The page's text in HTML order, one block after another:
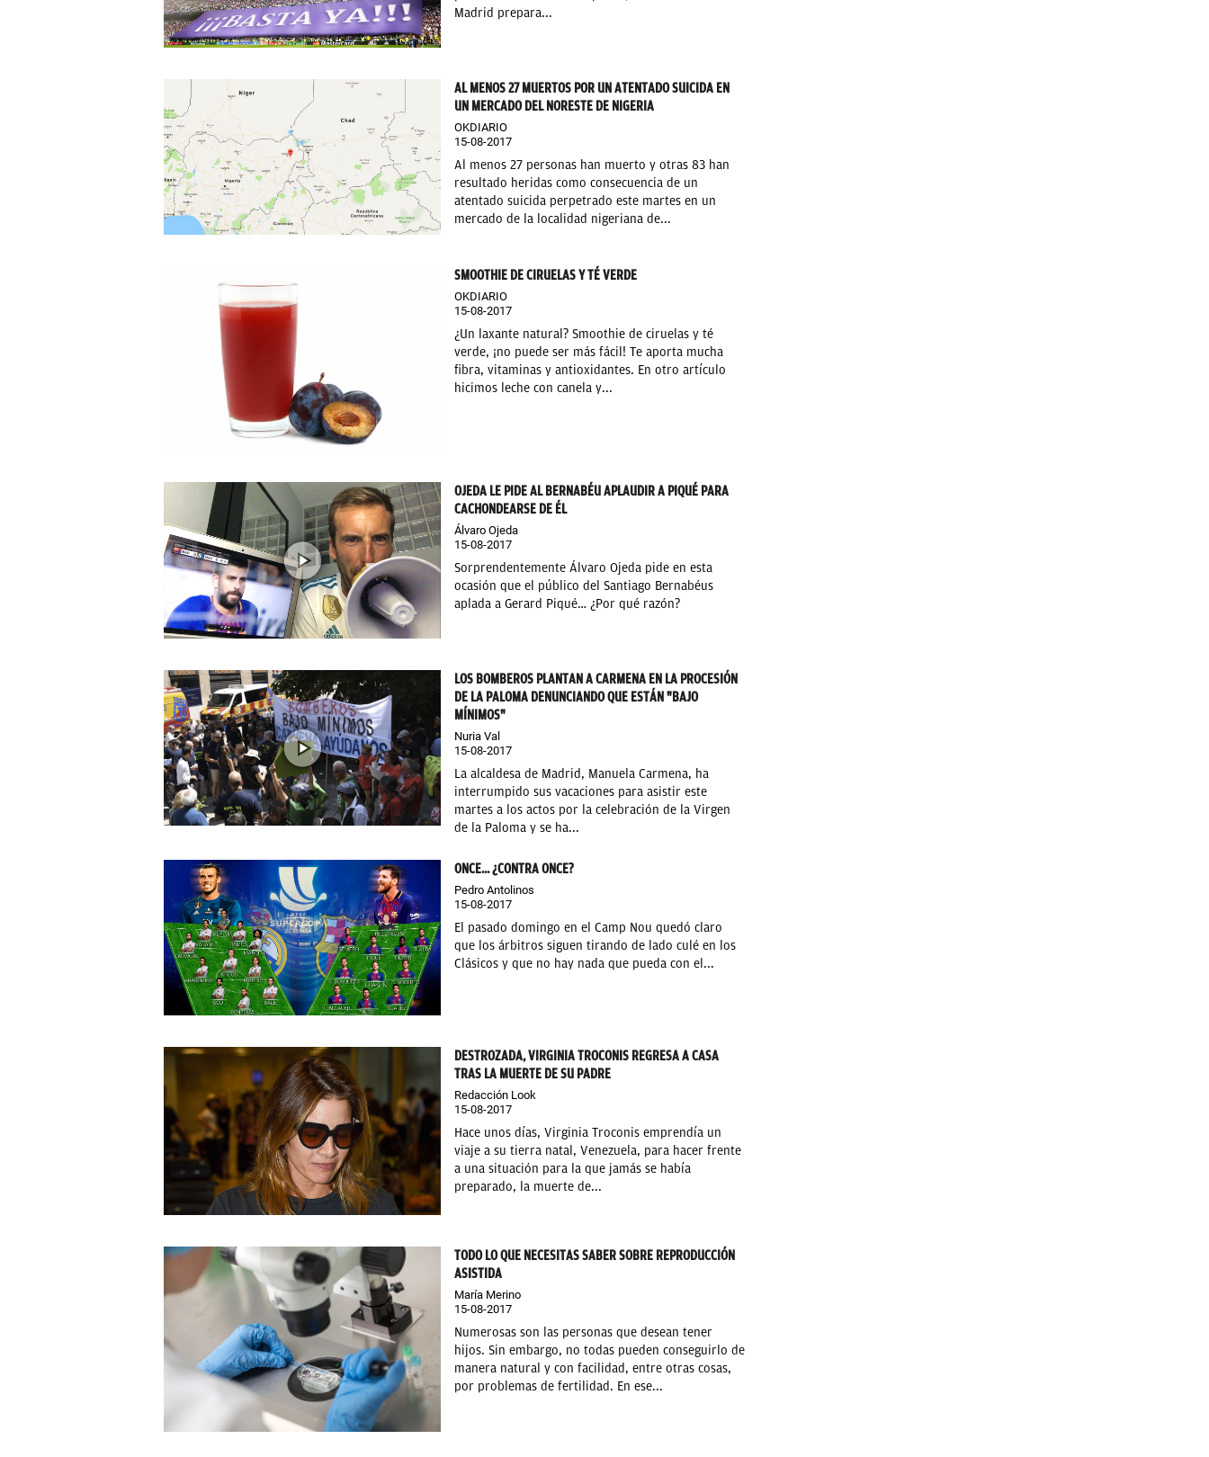
Madrid prepara...
AL MENOS 27 MUERTOS POR UN ATENTADO SUICIDA EN
UN MERCADO DEL NORESTE DE NIGERIA
OKDIARIO
15-08-2017
Al menos 27 personas han muerto y otras 83 han
resultado heridas como consecuencia de un
atentado suicida perpetrado este martes en un
mercado de la localidad nigeriana de...
SMOOTHIE DE CIRUELAS Y TÉ VERDE
OKDIARIO
15-08-2017
¿Un laxante natural? Smoothie de ciruelas y té
verde, ¡no puede ser más fácil! Te aporta mucha
fibra, vitaminas y antioxidantes. En otro artículo
hicimos leche con canela y...
OJEDA LE PIDE AL BERNABÉU APLAUDIR A PIQUÉ PARA
CACHONDEARSE DE ÉL
Álvaro Ojeda
15-08-2017
Sorprendentemente Álvaro Ojeda pide en esta
ocasión que el público del Santiago Bernabéus
aplada a Gerard Piqué… ¿Por qué razón?
LOS BOMBEROS PLANTAN A CARMENA EN LA PROCESIÓN
DE LA PALOMA DENUNCIANDO QUE ESTÁN "BAJO
MÍNIMOS"
Nuria Val
15-08-2017
La alcaldesa de Madrid, Manuela Carmena, ha
interrumpido sus vacaciones para asistir este
martes a los actos por la celebración de la Virgen
de la Paloma y se ha...
ONCE... ¿CONTRA ONCE?
Pedro Antolinos
15-08-2017
El pasado domingo en el Camp Nou quedó claro
que los árbitros siguen tirando de lado culé en los
Clásicos y que no hay nada que pueda con el...
DESTROZADA, VIRGINIA TROCONIS REGRESA A CASA
TRAS LA MUERTE DE SU PADRE
Redacción Look
15-08-2017
Hace unos días, Virginia Troconis emprendía un
viaje a su tierra natal, Venezuela, para hacer frente
a una situación para la que jamás se había
preparado, la muerte de...
TODO LO QUE NECESITAS SABER SOBRE REPRODUCCIÓN
ASISTIDA
María Merino
15-08-2017
Numerosas son las personas que desean tener
hijos. Sin embargo, no todas pueden conseguirlo de
manera natural y con facilidad, entre otras cosas,
por problemas de fertilidad. En ese...